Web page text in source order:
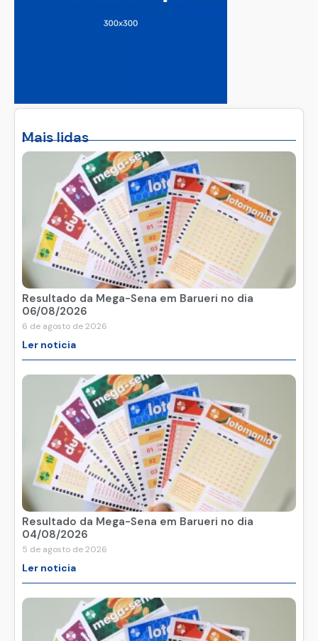
Mais lidas
Resultado da Mega-Sena em Barueri no dia
06/08/2026
6 de agosto de 2026
Ler noticia
Resultado da Mega-Sena em Barueri no dia
04/08/2026
5 de agosto de 2026
Ler noticia